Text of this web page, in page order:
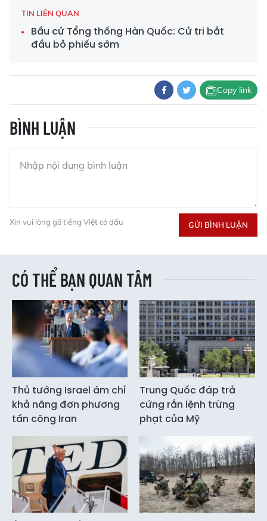
TIN LIÊN QUAN
Bầu cử Tổng thống Hàn Quốc: Cử tri bắt
đầu bỏ phiếu sớm
Copy link
BÌNH LUẬN
Xin vui lòng gõ tiếng Việt có dấu GỬI BÌNH LUẬN
CÓ THỂ BẠN QUAN TÂM
Thủ tướng Israel ám chỉ
khả năng đơn phương
tấn công Iran
Trung Quốc đáp trả
cứng rắn lệnh trừng
phạt của Mỹ